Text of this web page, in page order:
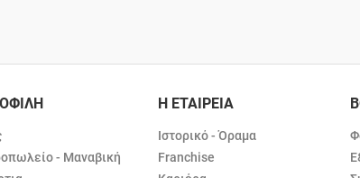
- Μαναβική
Η ΕΤΑΙΡΕΙΑ
Ιστορικό - Όραμα
Franchise